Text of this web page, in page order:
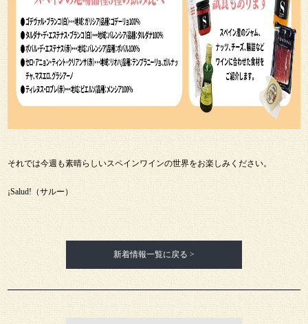
それでは今週も素晴らしいスペインワインの世界をお楽しみください。
¡Salud!（サルー）
新着情報一覧に戻る >